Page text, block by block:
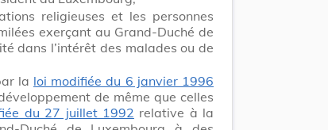
religieuses et les personnes
exerçant au Grand-Duché de
dans l’intérêt des malades ou de
la loi modifiée du 6 janvier 1996
de même que celles
du 27 juillet 1992 relative à la